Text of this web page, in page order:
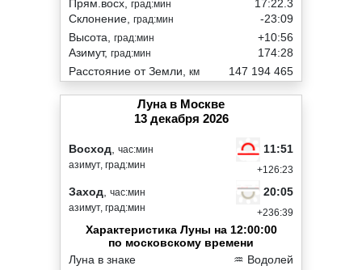
Прям.восх, град:мин
Склонение, град:мин
17:22.3
-23:09
Высота, град:мин
Азимут, град:мин
+10:56
174:28
Расстояние от Земли, км 147 194 465
Луна в Москве
13 декабря 2026
Восход час:мин
азимут, град:мин
11:51
+126:23
Заход час:мин
азимут, град:мин
20:05
+236:39
Характеристика Луны на 12:00:00
по московскому времени
Луна в знаке
♒ Водолей